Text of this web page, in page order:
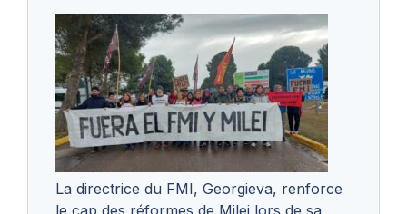
La directrice du FMI, Georgieva, renforce
le cap des réformes de Milei lors de sa